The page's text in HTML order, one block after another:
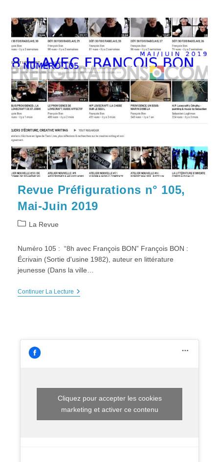
Revue Préfigurations n° 105,
Mai-Juin 2019
PostLa Revue
Numéro 105 : “8h avec François BON” François BON :
Écrivain (Sortie d'usine 1982), auteur en littérature
jeunesse (Dans la ville…
Continuer La LectureRevue
2019
Cliquez pour accepter les cookies
marketing et activer ce contenu